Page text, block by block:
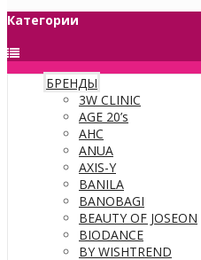
Категории
БРЕНДЫ
3W CLINIC
AGE 20’s
AHC
ANUA
AXIS-Y
BANILA
BANOBAGI
BEAUTY OF JOSEON
BIODANCE
BY WISHTREND